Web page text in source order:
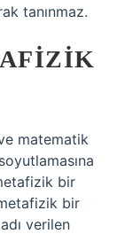
tanınmaz.
matematik
bir
bir
verilen